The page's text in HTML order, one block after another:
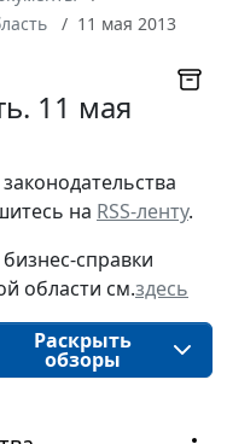
11 мая 2013
11 мая
на RSS-ленту.
справки
области см.здесь
Раскрыть
обзоры